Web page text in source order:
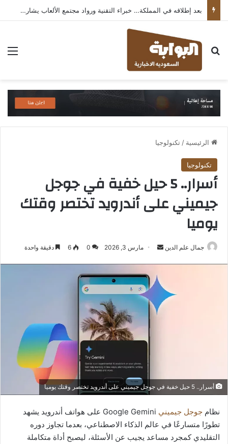
بعد إطلاقه في المملكة… خبراء التقنية ورواد مجتمع الألعاب يشاركون انطباعاتهم حول TECNO POVA 8 Pro 5G
بحث عن
الرئيسية / تكنولوجيا
تكنولوجيا
أسرار.. 5 حيل خفية في جوجل
جيميني على أندرويد تختصر وقتك
يوميا
جمال علم الدين
أرسل مارس 3, 2026 0
6 دقيقة واحدة
أسرار.. 5 حيل خفية في جوجل جيميني على أندرويد تختصر وقتك يوميا
نظام جوجل جيميني
Google Gemini على هواتف أندرويد يشهد
تطورًا متسارعًا في عالم الذكاء الاصطناعي، بعدما تجاوز دوره
التقليدي كمجرد مساعد يجيب عن الأسئلة، ليصبح أداة متكاملة